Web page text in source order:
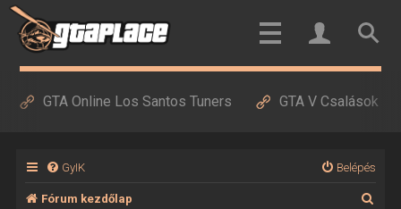
GTA Online Los Santos Tuners GTA V Csalások
GyIK Belépés
Fórum kezdőlap